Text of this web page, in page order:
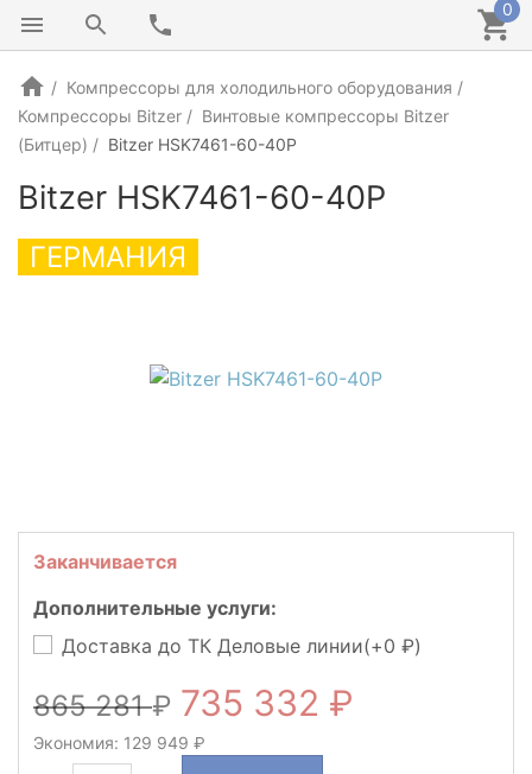
0
Компрессоры для холодильного оборудования
Компрессоры Bitzer
Винтовые компрессоры Bitzer
(Битцер)
Bitzer HSK7461-60-40P
Bitzer HSK7461-60-40P
ГЕРМАНИЯ
Заканчивается
Дополнительные услуги:
Доставка до ТК Деловые линии(+0 )
865 281 735 332
Экономия: 129 949